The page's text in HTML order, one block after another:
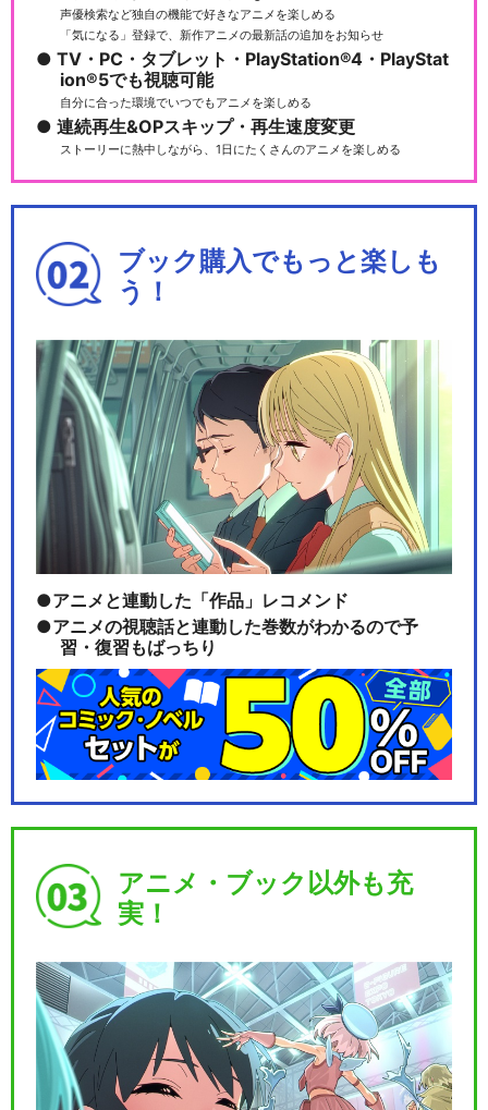
声優検索など独自の機能で好きなアニメを楽しめる
「気になる」登録で、新作アニメの最新話の追加をお知らせ
TV・PC・タブレット・PlayStation®4・PlayStat
ion®5でも視聴可能
自分に合った環境でいつでもアニメを楽しめる
連続再生&OPスキップ・再生速度変更
ストーリーに熱中しながら、1日にたくさんのアニメを楽しめる
ブック購入でもっと楽しも
う！
アニメと連動した「作品」レコメンド
アニメの視聴話と連動した巻数がわかるので予
習・復習もばっちり
アニメ・ブック以外も充
実！